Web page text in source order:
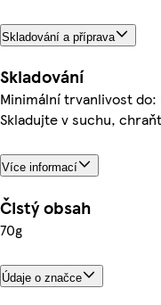
Skladování a příprava
Skladování
Minimální trvanlivost do:
Skladujte v suchu,
Více informací
Čistý obsah
70g
Údaje o značce